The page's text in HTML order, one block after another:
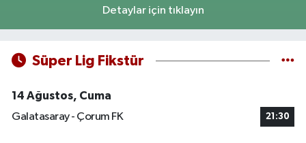
Detaylar için tıklayın
Süper Lig Fikstür
14 Ağustos, Cuma
Galatasaray - Çorum FK
21:30